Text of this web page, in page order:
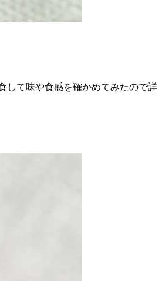
して味や食感を確かめてみたので詳